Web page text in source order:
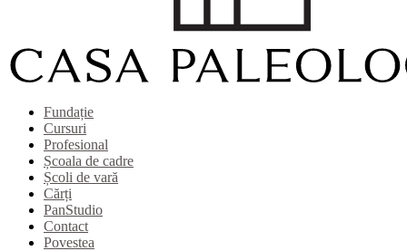
Fundație
Cursuri
Profesional
Școala de cadre
Școli de vară
Cărți
PanStudio
Contact
Povestea